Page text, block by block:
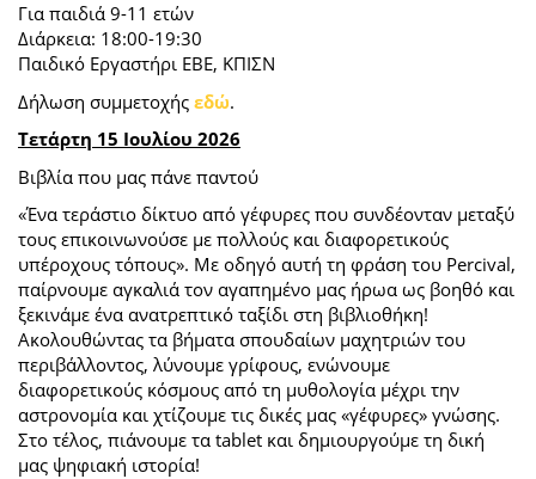
Για παιδιά 9-11 ετών
Διάρκεια: 18:00-19:30
Παιδικό Εργαστήρι ΕΒΕ, ΚΠΙΣΝ
Δήλωση συμμετοχής εδώ.
Τετάρτη 15 Ιουλίου 2026
Βιβλία που μας πάνε παντού
«Ένα τεράστιο δίκτυο από γέφυρες που συνδέονταν μεταξύ
τους επικοινωνούσε με πολλούς και διαφορετικούς
υπέροχους τόπους». Με οδηγό αυτή τη φράση του Percival,
παίρνουμε αγκαλιά τον αγαπημένο μας ήρωα ως βοηθό και
ξεκινάμε ένα ανατρεπτικό ταξίδι στη βιβλιοθήκη!
Ακολουθώντας τα βήματα σπουδαίων μαχητριών του
περιβάλλοντος, λύνουμε γρίφους, ενώνουμε
διαφορετικούς κόσμους από τη μυθολογία μέχρι την
αστρονομία και χτίζουμε τις δικές μας «γέφυρες» γνώσης.
Στο τέλος, πιάνουμε τα tablet και δημιουργούμε τη δική
μας ψηφιακή ιστορία!